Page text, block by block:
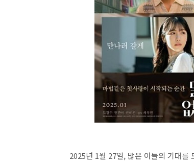
2025년 1월 27일, 많은 이들의 기대를